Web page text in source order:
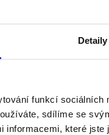
Detaily
funkcí
sdílíme se
informacemi, které
19.
Česko
nemohli